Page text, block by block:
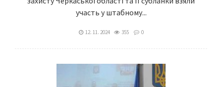
участь у штабному...
12. 11. 2024 355 0